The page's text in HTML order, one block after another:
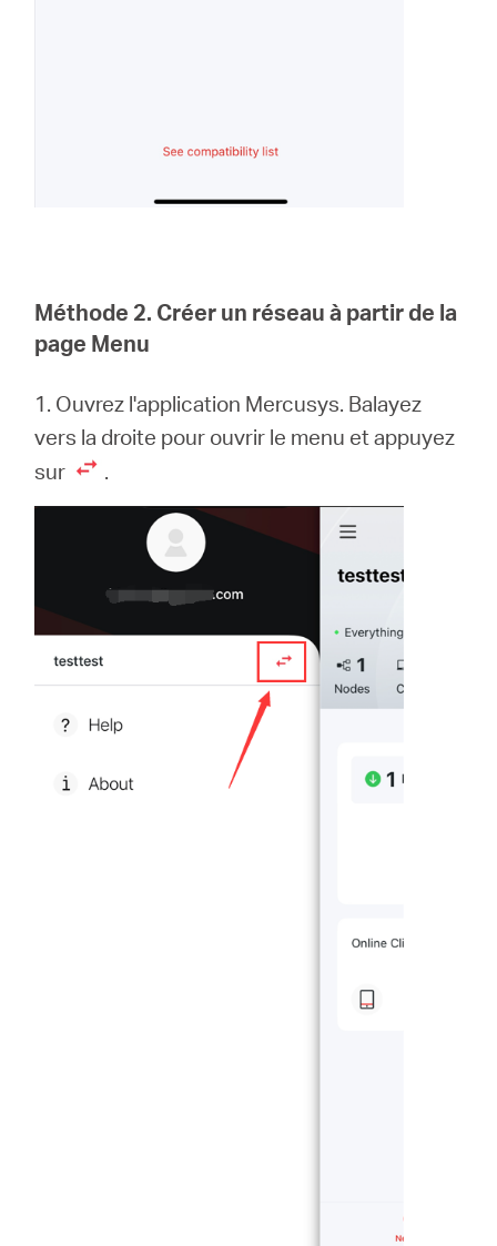
Méthode 2. Créer un réseau à partir de la
page Menu
1. Ouvrez l'application Mercusys. Balayez
vers la droite pour ouvrir le menu et appuyez
sur
.